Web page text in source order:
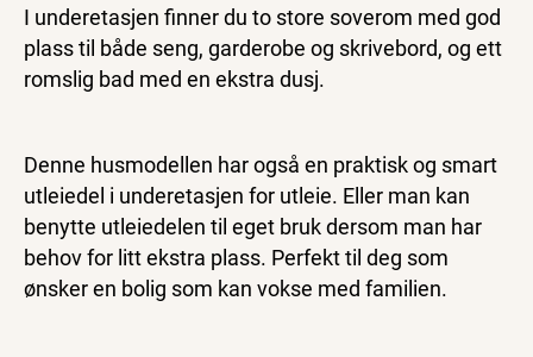
I underetasjen finner du to store soverom med god
plass til både seng, garderobe og skrivebord, og ett
romslig bad med en ekstra dusj.
Denne husmodellen har også en praktisk og smart
utleiedel i underetasjen for utleie. Eller man kan
benytte utleiedelen til eget bruk dersom man har
behov for litt ekstra plass. Perfekt til deg som
ønsker en bolig som kan vokse med familien.